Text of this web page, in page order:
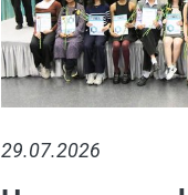
29.07.2026